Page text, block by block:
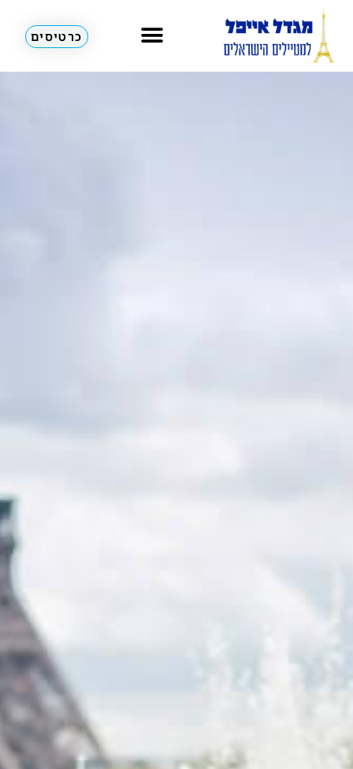
כרטיסים